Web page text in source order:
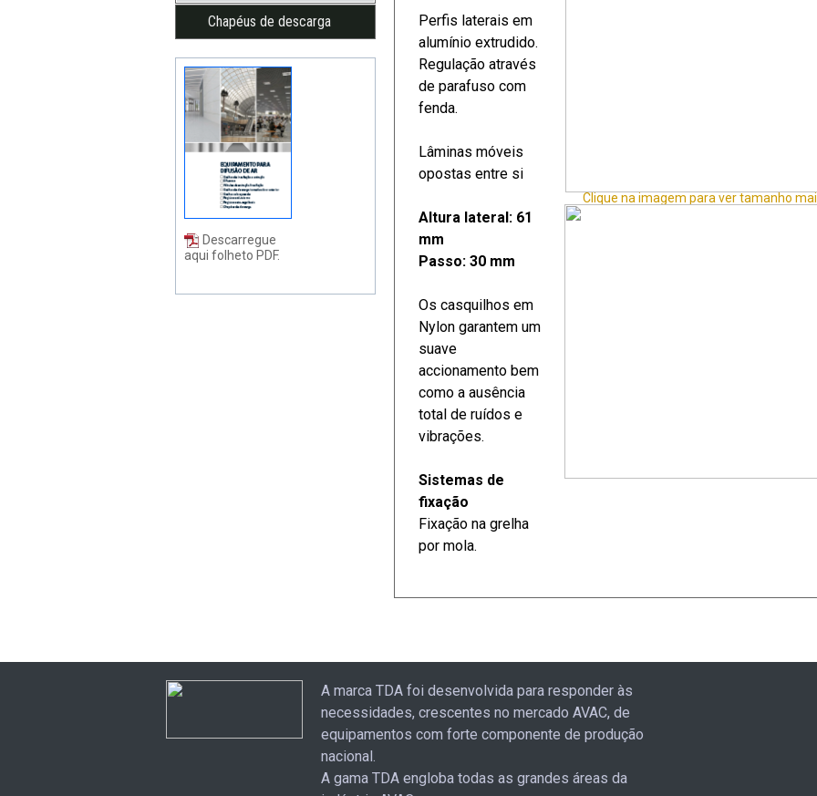
Chapéus de descarga
Descarregue
aqui folheto PDF.
Perfis laterais em
alumínio extrudido.
Regulação através
de parafuso com
fenda.
Lâminas móveis
opostas entre si
Altura lateral: 61
mm
Passo: 30 mm
Os casquilhos em
Nylon garantem um
suave
accionamento bem
como a ausência
total de ruídos e
vibrações.
Sistemas de
fixação
Fixação na grelha
por mola.
Clique na imagem para ver tamanho
A marca TDA foi desenvolvida para responder às
necessidades, crescentes no mercado AVAC, de
equipamentos com forte componente de produção
nacional.
A gama TDA engloba todas as grandes áreas da